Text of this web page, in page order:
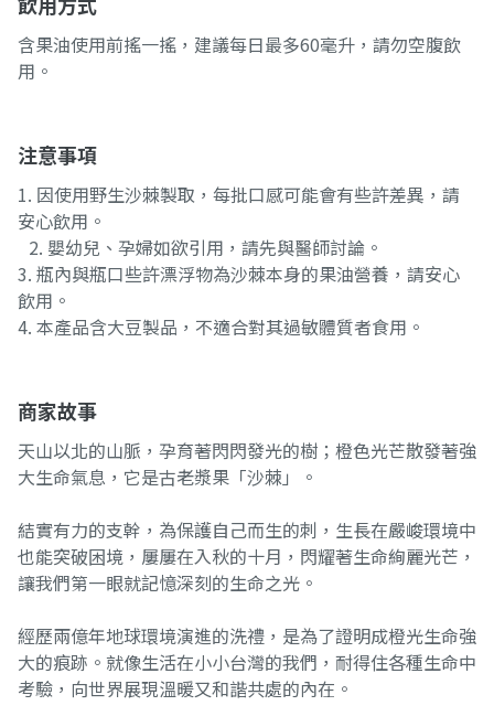
含果油使用前搖一搖，建議每日最多60毫升，請勿空腹飲
用。
注意事項
1. 因使用野生沙棘製取，每批口感可能會有些許差異，請
安心飲用。
2. 嬰幼兒、孕婦如欲引用，請先與醫師討論。
3. 瓶內與瓶口些許漂浮物為沙棘本身的果油營養，請安心
飲用。
4. 本產品含大豆製品，不適合對其過敏體質者食用。
商家故事
天山以北的山脈，孕育著閃閃發光的樹；橙色光芒散發著強
大生命氣息，它是古老漿果「沙棘」。
結實有力的支幹，為保護自己而生的刺，生長在嚴峻環境中
也能突破困境，屢屢在入秋的十月，閃耀著生命絢麗光芒，
讓我們第一眼就記憶深刻的生命之光。
經歷兩億年地球環境演進的洗禮，是為了證明成橙光生命強
大的痕跡。就像生活在小小台灣的我們，耐得住各種生命中
考驗，向世界展現溫暖又和諧共處的內在。